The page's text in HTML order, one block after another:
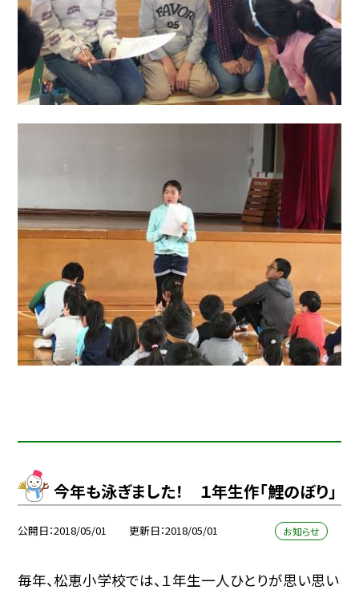
今年も泳ぎました！ １年生作「鯉のぼり」
公開日 2018/05/01 更新日 2018/05/01 お知らせ
毎年、松恵小学校では、１年生一人ひとりが思い思い